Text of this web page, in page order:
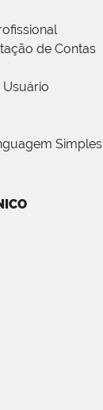
de Contas
Usuário
Simples